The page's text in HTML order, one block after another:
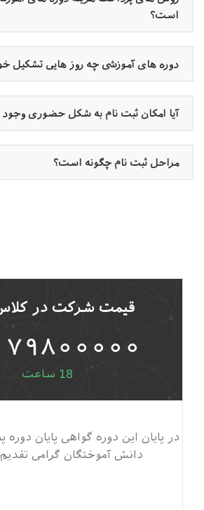
است؟
دوره های آموزشی چه روز هایی تشکیل
آیا امکان ثبت نام به شکل حضوری وجود
مراحل ثبت نام چگونه است؟
قیمت شرکت در
79800000 ریال
18 ساعت
در پایان این دوره گواهی پایان دوره
دانش آموختگان گرامی